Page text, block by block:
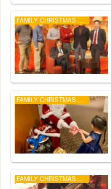
FAMILY CHRISTMAS PARTY
FAMILY CHRISTMAS PARTY